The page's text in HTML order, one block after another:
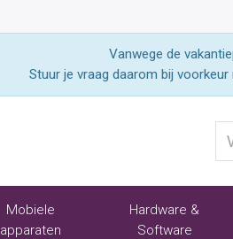
Vanwege de
Stuur je vraag daarom bij voorkeur
ben
Mobiele
apparaten
Hardware &
Software